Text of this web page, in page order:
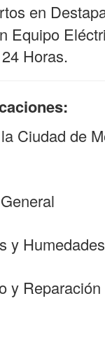
en
Equipo
Horas.
Ciudad de
y Humedades
y